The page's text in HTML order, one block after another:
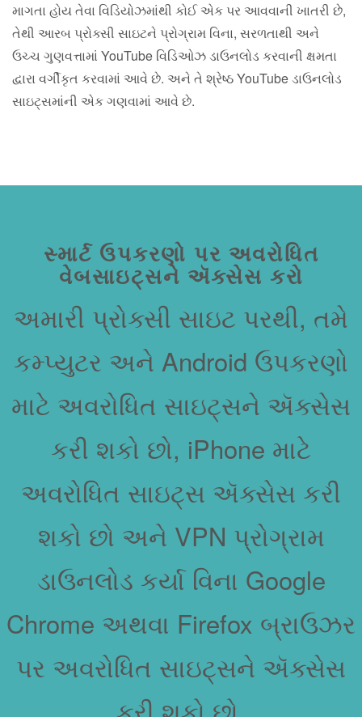
માગતા હોય તેવા વિડિયોઝમાંથી કોઈ એક પર આવવાની ખાતરી છે,
તેથી આરબ પ્રોક્સી સાઇટને પ્રોગ્રામ વિના, સરળતાથી અને
ઉચ્ચ ગુણવત્તામાં YouTube વિડિઓઝ ડાઉનલોડ કરવાની ક્ષમતા
દ્વારા વર્ગીકૃત કરવામાં આવે છે. અને તે શ્રેષ્ઠ YouTube ડાઉનલોડ
સાઇટ્સમાંની એક ગણવામાં આવે છે.
સ્માર્ટ ઉપકરણો પર અવરોધિત
વેબસાઇટ્સને ઍક્સેસ કરો
અમારી પ્રોક્સી સાઇટ પરથી, તમે
કમ્પ્યુટર અને Android ઉપકરણો
માટે અવરોધિત સાઇટ્સને ઍક્સેસ
કરી શકો છો, iPhone માટે
અવરોધિત સાઇટ્સ ઍક્સેસ કરી
શકો છો અને VPN પ્રોગ્રામ
ડાઉનલોડ કર્યા વિના Google
Chrome અથવા Firefox બ્રાઉઝર
પર અવરોધિત સાઇટ્સને ઍક્સેસ